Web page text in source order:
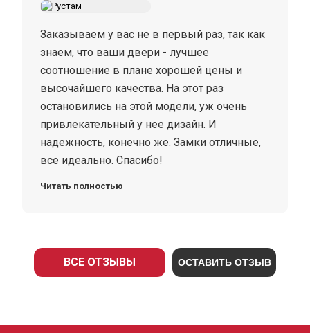
Заказываем у вас не в первый раз, так как
знаем, что ваши двери - лучшее
соотношение в плане хорошей цены и
высочайшего качества. На этот раз
остановились на этой модели, уж очень
привлекательный у нее дизайн. И
надежность, конечно же. Замки отличные,
все идеально. Спасибо!
Читать полностью
ВСЕ ОТЗЫВЫ ОСТАВИТЬ ОТЗЫВ